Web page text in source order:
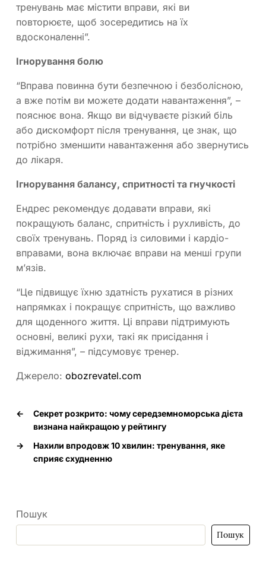
тренувань має містити вправи, які ви
повторюєте, щоб зосередитись на їх
вдосконаленні”.
Ігнорування болю
“Вправа повинна бути безпечною і безболісною,
а вже потім ви можете додати навантаження”, –
пояснює вона. Якщо ви відчуваєте різкий біль
або дискомфорт після тренування, це знак, що
потрібно зменшити навантаження або звернутись
до лікаря.
Ігнорування балансу, спритності та гнучкості
Ендрес рекомендує додавати вправи, які
покращують баланс, спритність і рухливість, до
своїх тренувань. Поряд із силовими і кардіо-
вправами, вона включає вправи на менші групи
м’язів.
“Це підвищує їхню здатність рухатися в різних
напрямках і покращує спритність, що важливо
для щоденного життя. Ці вправи підтримують
основні, великі рухи, такі як присідання і
віджимання”, – підсумовує тренер.
Джерело: obozrevatel.com
←
Секрет розкрито: чому середземноморська дієта
визнана найкращою у рейтингу
→
Нахили впродовж 10 хвилин: тренування, яке
сприяє схудненню
Пошук
Пошук